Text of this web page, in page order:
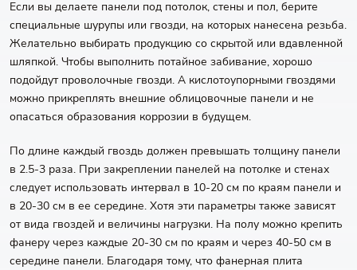
Если вы делаете панели под потолок, стены и пол, берите
специальные шурупы или гвозди, на которых нанесена резьба.
Желательно выбирать продукцию со скрытой или вдавленной
шляпкой. Чтобы выполнить потайное забивание, хорошо
подойдут проволочные гвозди. А кислотоупорными гвоздями
можно прикреплять внешние облицовочные панели и не
опасаться образования коррозии в будущем.
По длине каждый гвоздь должен превышать толщину панели
в 2.5-3 раза. При закреплении панелей на потолке и стенах
следует использовать интервал в 10-20 см по краям панели и
в 20-30 см в ее середине. Хотя эти параметры также зависят
от вида гвоздей и величины нагрузки. На полу можно крепить
фанеру через каждые 20-30 см по краям и через 40-50 см в
середине панели. Благодаря тому, что фанерная плита